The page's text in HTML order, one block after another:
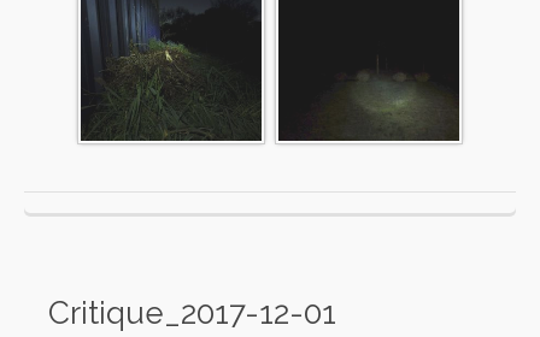
Critique_2017-12-01